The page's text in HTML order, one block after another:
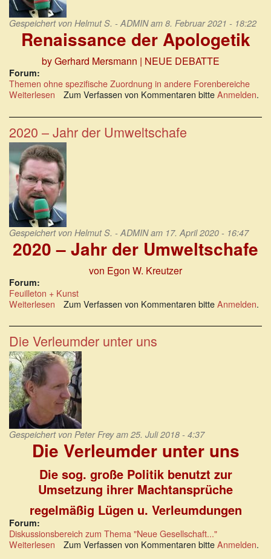
Gespeichert von Helmut S. - ADMINam 8. Februar 2021 - 18:22
Renaissance der Apologetik
by Gerhard Mersmann | NEUE DEBATTE
Forum:
Themen ohne spezifische Zuordnung in andere Forenbereiche
Weiterlesen über
der
Apologetik
Zum Verfassen von Kommentaren bitteAnmelden.
2020 – Jahr der Umweltschafe
Gespeichert von Helmut S. - ADMINam 17. April 2020 - 16:47
2020 – Jahr der Umweltschafe
von Egon W. Kreutzer
Forum:
Feuilleton + Kunst
Weiterlesen über
–
Jahr
der
Umweltschafe
Zum Verfassen von Kommentaren bitteAnmelden.
Die Verleumder unter uns
Gespeichert von Peter Freyam 25. Juli 2018 - 4:37
Die Verleumder unter uns
Die sog. große Politik benutzt zur
Umsetzung ihrer Machtansprüche
regelmäßig Lügen u. Verleumdungen
Forum:
Diskussionsbereich zum Thema "Neue Gesellschaft..."
Weiterlesen über
Zum Verfassen von Kommentaren bitteAnmelden.